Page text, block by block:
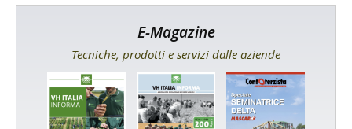
E-Magazine
Tecniche, prodotti e servizi dalle aziende